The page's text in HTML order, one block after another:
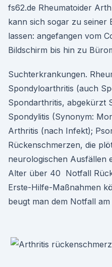
fs62.de Rheumatoider
kann sich sogar zu seiner
lassen: angefangen vom
Bildschirm bis hin zu
Suchterkrankungen.
Spondyloarthritis (auch
Spondarthritis, abgekürzt
Spondylitis (Synonym:
Arthritis (nach Infekt);
Rückenschmerzen, die
neurologischen Ausfällen
Alter über 40 Notfall
Erste-Hilfe-Maßnahmen
beugt man dem Notfall